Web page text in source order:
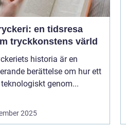
en tidsresa
tryckkonstens värld
historia är en
berättelse om hur ett
genom...
2025